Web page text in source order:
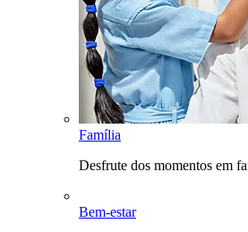
Família
Desfrute dos momentos em
Bem-estar